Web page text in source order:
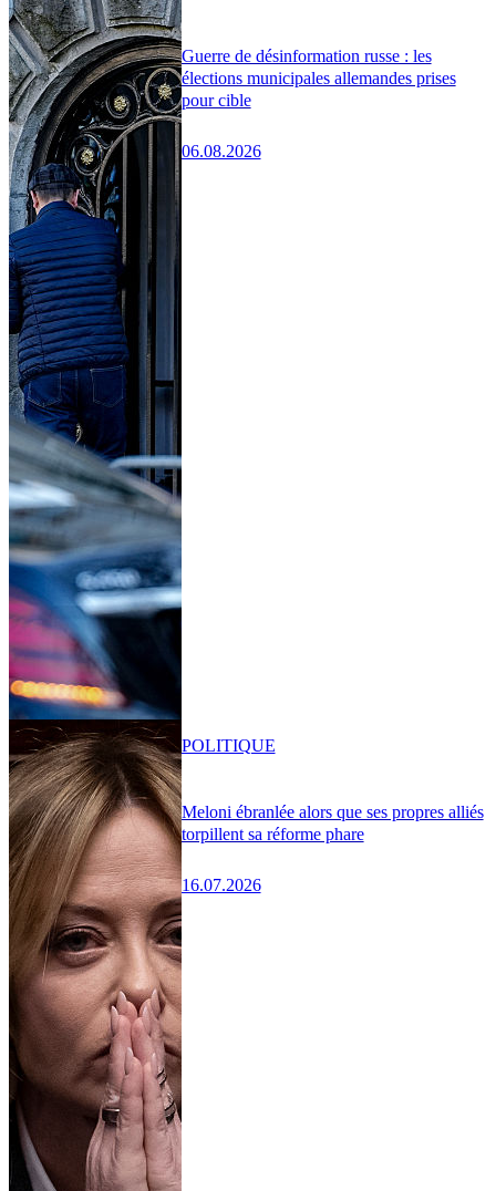
Guerre de désinformation russe : les
élections municipales allemandes prises
pour cible
06.08.2026
Meloni ébranlée alors que ses propres alliés
torpillent sa réforme phare
16.07.2026
POLITIQUE